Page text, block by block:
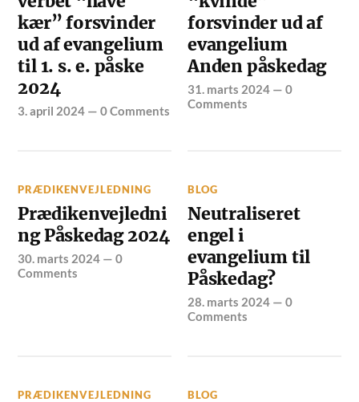
kær” forsvinder
ud af evangelium
til 1. s. e. påske
2024
3. april 2024 —0 Comments
forsvinder ud af
evangelium
Anden påskedag
31. marts 2024 —0
Comments
PRÆDIKENVEJLEDNING
Prædikenvejledni
ng Påskedag 2024
30. marts 2024 —0
Comments
BLOG
Neutraliseret
engel i
evangelium til
Påskedag?
28. marts 2024 —0
Comments
PRÆDIKENVEJLEDNING BLOG